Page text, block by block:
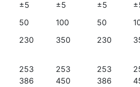
±5 ±5 ±5
50 100 50
230 350 230
253 253 253
386 450 386